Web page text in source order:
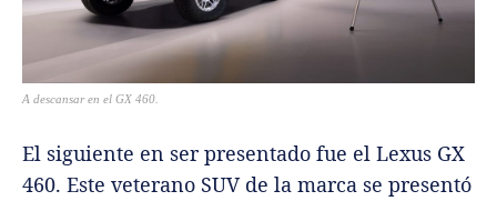
A descansar en el GX 460.
El siguiente en ser presentado fue el Lexus GX
460. Este veterano SUV de la marca se presentó